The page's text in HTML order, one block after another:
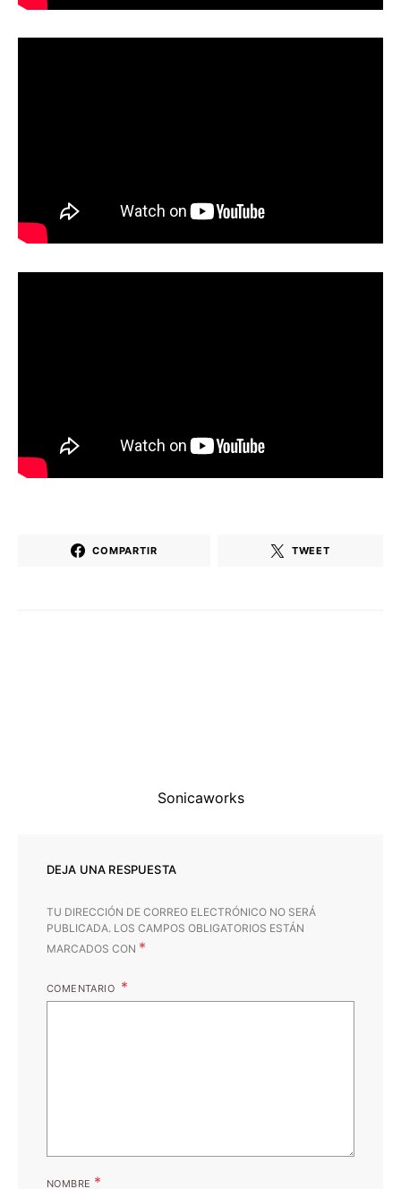
COMPARTIR TWEET
Sonicaworks
DEJA UNA RESPUESTA
TU DIRECCIÓN DE CORREO ELECTRÓNICO NO SERÁ
PUBLICADA. LOS CAMPOS OBLIGATORIOS ESTÁN
MARCADOS CON *
COMENTARIO
NOMBRE *